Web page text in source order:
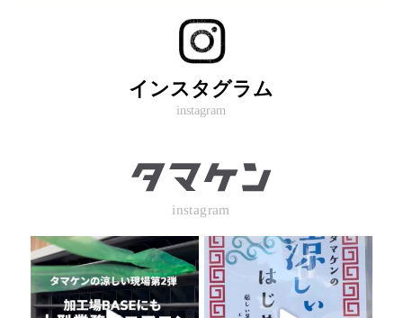
インスタグラム
instagram
instagram